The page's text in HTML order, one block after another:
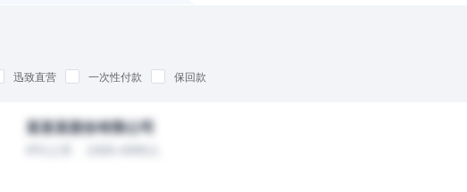
迅致直营 一次性付款 保回款
某某某股份有限公司